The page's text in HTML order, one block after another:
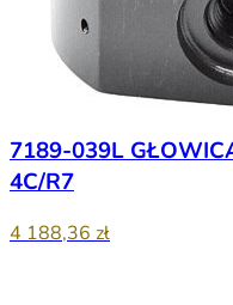
7189-039L
4C/R7
4 188,36 zł